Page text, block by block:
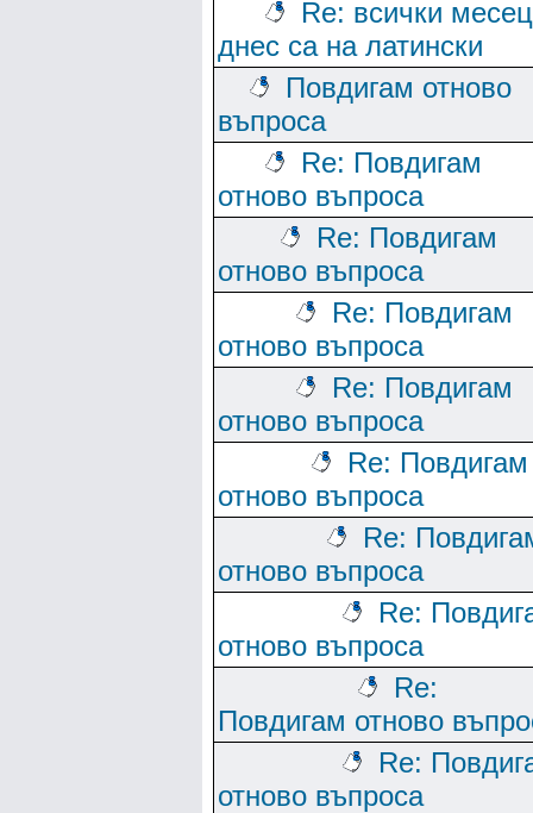
Re: всички
днес са на латински
Повдигам отново
въпроса
Re: Повдигам
отново въпроса
Re: Повдигам
отново въпроса
Re: Повдигам
отново въпроса
Re: Повдигам
отново въпроса
Re: Повдигам
отново въпроса
Re:
отново въпроса
Re:
отново въпроса
Re:
Повдигам отново
Re:
отново въпроса